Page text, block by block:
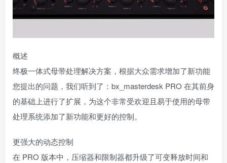
概述
终极一体式母带处理解决方案，根据大众需求增加了新功能
您提出的问题，我们听到了：bx_masterdesk PRO 在其前身
的基础上进行了扩展，为这个非常受欢迎且易于使用的母带
处理系统添加了新功能和更好的控制。
更强大的动态控制
在 PRO 版本中，压缩器和限制器都升级了可变释放时间和